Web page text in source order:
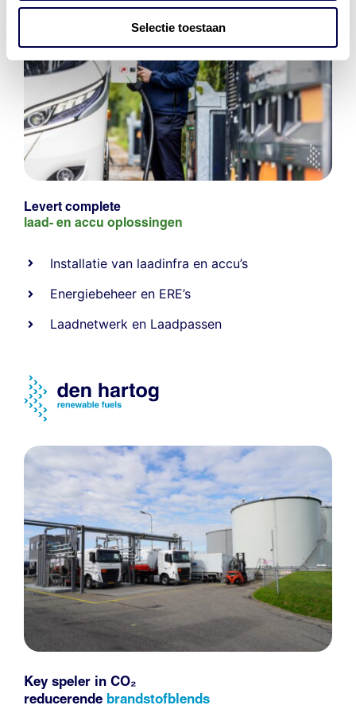
Selectie toestaan
Levert complete
laad- en accu oplossingen
Installatie van laadinfra en accu’s
Energiebeheer en ERE’s
Laadnetwerk en Laadpassen
Key speler in CO₂
reducerende brandstofblends